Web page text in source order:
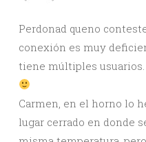
Perdonad queno
conexión es muy
tiene múltiples usuarios.
Carmen, en el horno lo
lugar cerrado en donde